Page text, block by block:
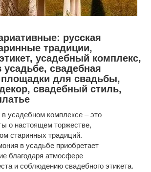
русская
традиции,
усадебный комплекс,
усадьбе, свадебная
для свадьбы,
свадебный стиль,
усадебном комплексе – это
о настоящем торжестве,
старинных традиций.
в усадьбе приобретает
благодаря атмосфере
и соблюдению свадебного этикета.